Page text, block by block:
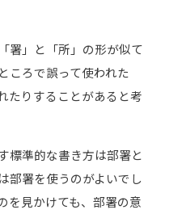
署」と「所」の形が似て
ころで誤って使われた
たりすることがあると考
標準的な書き方は部署と
部署を使うのがよいでし
を見かけても、部署の意